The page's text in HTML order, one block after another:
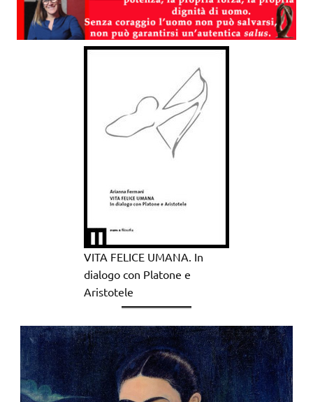
VITA FELICE UMANA. In
dialogo con Platone e
Aristotele